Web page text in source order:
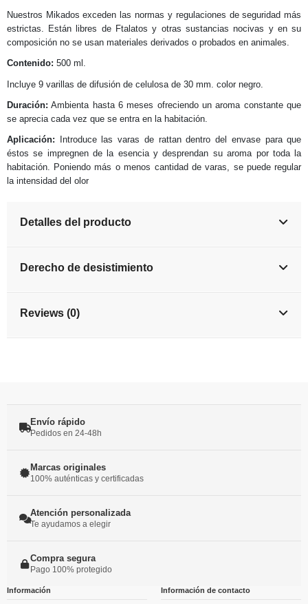
Nuestros Mikados exceden las normas y regulaciones de seguridad más
estrictas. Están libres de Ftalatos y otras sustancias nocivas y en su
composición no se usan materiales derivados o probados en animales.
Contenido: 500 ml.
Incluye 9 varillas de difusión de celulosa de 30 mm. color negro.
Duración: Ambienta hasta 6 meses ofreciendo un aroma constante que
se aprecia cada vez que se entra en la habitación.
Aplicación: Introduce las varas de rattan dentro del envase para que
éstos se impregnen de la esencia y desprendan su aroma por toda la
habitación. Poniendo más o menos cantidad de varas, se puede regular
la intensidad del olor
Detalles del producto
Derecho de desistimiento
Reviews (0)
Envío rápido
Pedidos en 24-48h
Marcas originales
100% auténticas y certificadas
Atención personalizada
Te ayudamos a elegir
Compra segura
Pago 100% protegido
Información Información de contacto